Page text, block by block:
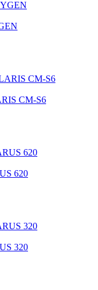
CM-S6
620
320